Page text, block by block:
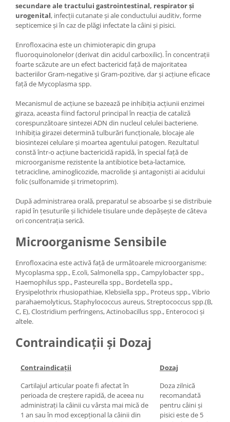
secundare ale tractului gastrointestinal, respirator și
urogenital, infecții cutanate și ale conductului auditiv, forme
septicemice și în caz de plăgi infectate la câini și pisici.
Enrofloxacina este un chimioterapic din grupa
fluoroquinolonelor (derivat din acidul carboxilic). În concentrații
foarte scăzute are un efect bactericid față de majoritatea
bacteriilor Gram-negative și Gram-pozitive, dar și acțiune eficace
față de Mycoplasma spp.
Mecanismul de acțiune se bazează pe inhibiția acțiunii enzimei
giraza, aceasta fiind factorul principal în reacția de cataliză
corespunzătoare sintezei ADN din nucleul celulei bacteriene.
Inhibiția girazei determină tulburări funcționale, blocaje ale
biosintezei celulare și moartea agentului patogen. Rezultatul
constă într-o acțiune bactericidă rapidă, în special față de
microorganisme rezistente la antibiotice beta-lactamice,
tetracicline, aminoglicozide, macrolide și antagoniști ai acidului
folic (sulfonamide și trimetoprim).
După administrarea orală, preparatul se absoarbe și se distribuie
rapid în țesuturile și lichidele tisulare unde depășește de câteva
ori concentrația serică.
Microorganisme Sensibile
Enrofloxacina este activă față de următoarele microorganisme:
Mycoplasma spp., E.coli, Salmonella spp., Campylobacter spp.,
Haemophilus spp., Pasteurella spp., Bordetella spp.,
Erysipelothrix rhusiopathiae, Klebsiella spp., Proteus spp., Vibrio
parahaemolyticus, Staphylococcus aureus, Streptococcus spp.(B,
C, E), Clostridium perfringens, Actinobacillus spp., Enterococi și
altele.
Contraindicații și Dozaj
Contraindicații
Dozaj
Cartilajul articular poate fi afectat în
perioada de creștere rapidă, de aceea nu
administrați la câinii cu vârsta mai mică de
1 an sau în mod excepțional la câinii din
Doza zilnică
recomandată
pentru câini și
pisici este de 5